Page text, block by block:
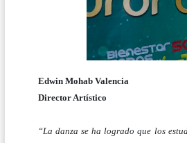
Edwin Mohab Valencia
Director Artístico
“La danza se ha logrado que los